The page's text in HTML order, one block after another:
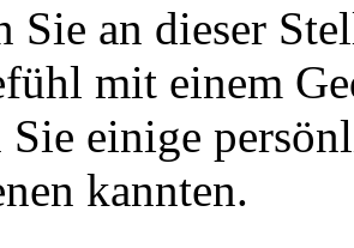
Sie an dieser
mit einem
Sie einige
kannten.